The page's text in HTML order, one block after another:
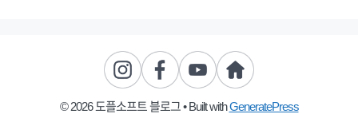
© 2026 도플소프트 블로그• Built withGeneratePress